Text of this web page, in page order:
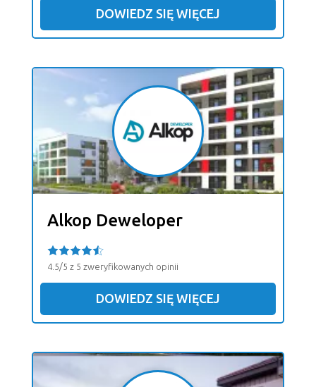
DOWIEDZ SIĘ WIĘCEJ
Alkop Deweloper
4.5/5 z 5 zweryfikowanych opinii
DOWIEDZ SIĘ WIĘCEJ